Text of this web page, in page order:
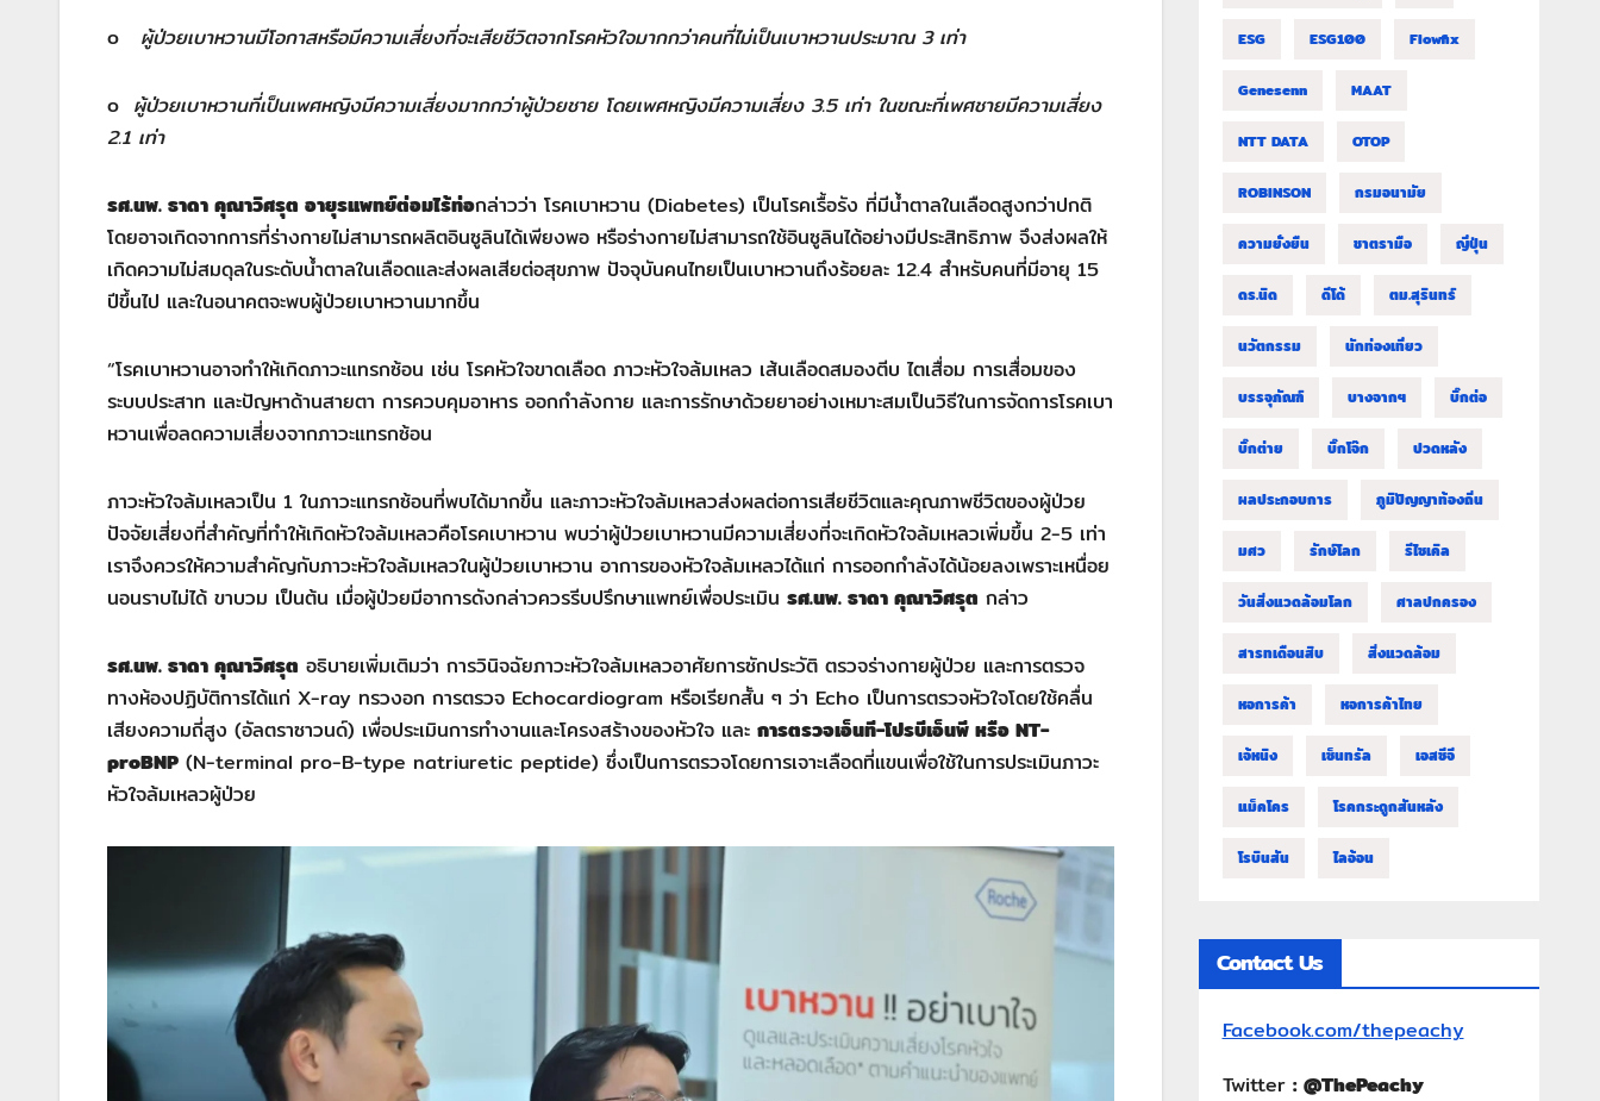
o ผู้ป่วยเบาหวานมีโอกาสหรือมีความเสี่ยงที่จะเสียชีวิตจากโรคหัวใจมากกว่าคนที่ไม่เป็นเบาหวานประมาณ 3 เท่า
o ผู้ป่วยเบาหวานที่เป็นเพศหญิงมีความเสี่ยงมากกว่าผู้ป่วยชาย โดยเพศหญิงมีความเสี่ยง 3.5 เท่า ในขณะที่เพศชายมีความเสี่ยง
2.1 เท่า
รศ.นพ. ธาดา คุณาวิศรุต อายุรแพทย์ต่อมไร้ท่อกล่าวว่า โรคเบาหวาน (Diabetes) เป็นโรคเรื้อรัง ที่มีน้ำตาลในเลือดสูงกว่าปกติ
โดยอาจเกิดจากการที่ร่างกายไม่สามารถผลิตอินซูลินได้เพียงพอ หรือร่างกายไม่สามารถใช้อินซูลินได้อย่างมีประสิทธิภาพ จึงส่งผลให้
เกิดความไม่สมดุลในระดับน้ำตาลในเลือดและส่งผลเสียต่อสุขภาพ ปัจจุบันคนไทยเป็นเบาหวานถึงร้อยละ 12.4 สำหรับคนที่มีอายุ 15
ปีขึ้นไป และในอนาคตจะพบผู้ป่วยเบาหวานมากขึ้น
“โรคเบาหวานอาจทำให้เกิดภาวะแทรกซ้อน เช่น โรคหัวใจขาดเลือด ภาวะหัวใจล้มเหลว เส้นเลือดสมองตีบ ไตเสื่อม การเสื่อมของ
ระบบประสาท และปัญหาด้านสายตา การควบคุมอาหาร ออกกำลังกาย และการรักษาด้วยยาอย่างเหมาะสมเป็นวิธีในการจัดการโรคเบา
หวานเพื่อลดความเสี่ยงจากภาวะแทรกซ้อน
ภาวะหัวใจล้มเหลวเป็น 1 ในภาวะแทรกซ้อนที่พบได้มากขึ้น และภาวะหัวใจล้มเหลวส่งผลต่อการเสียชีวิตและคุณภาพชีวิตของผู้ป่วย
ปัจจัยเสี่ยงที่สำคัญที่ทำให้เกิดหัวใจล้มเหลวคือโรคเบาหวาน พบว่าผู้ป่วยเบาหวานมีความเสี่ยงที่จะเกิดหัวใจล้มเหลวเพิ่มขึ้น 2-5 เท่า
เราจึงควรให้ความสำคัญกับภาวะหัวใจล้มเหลวในผู้ป่วยเบาหวาน อาการของหัวใจล้มเหลวได้แก่ การออกกำลังได้น้อยลงเพราะเหนื่อย
นอนราบไม่ได้ ขาบวม เป็นต้น เมื่อผู้ป่วยมีอาการดังกล่าวควรรีบปรึกษาแพทย์เพื่อประเมิน รศ.นพ. ธาดา คุณาวิศรุต กล่าว
รศ.นพ. ธาดา คุณาวิศรุต อธิบายเพิ่มเติมว่า การวินิจฉัยภาวะหัวใจล้มเหลวอาศัยการซักประวัติ ตรวจร่างกายผู้ป่วย และการตรวจ
ทางห้องปฏิบัติการได้แก่ X-ray ทรวงอก การตรวจ Echocardiogram หรือเรียกสั้น ๆ ว่า Echo เป็นการตรวจหัวใจโดยใช้คลื่น
เสียงความถี่สูง (อัลตราซาวนด์) เพื่อประเมินการทำงานและโครงสร้างของหัวใจ และ การตรวจเอ็นที-โปรบีเอ็นพี หรือ NT-
proBNP (N-terminal pro-B-type natriuretic peptide) ซึ่งเป็นการตรวจโดยการเจาะเลือดที่แขนเพื่อใช้ในการประเมินภาวะ
หัวใจล้มเหลวผู้ป่วย
ESG ESG100 Flowfix
Genesenn MAAT
NTT DATA OTOP
ROBINSON กรมอนามัย
ความยั่งยืน ชาตรามือ ญี่ปุ่น
ดร.นิด ดีโด้ ตม.สุรินทร์
นวัตกรรม นักท่องเที่ยว
บรรจุภัณฑ์ บางจากฯ บิ๊กต่อ
บิ๊กต่าย บิ๊กโจ๊ก ปวดหลัง
ผลประกอบการ ภูมิปัญญาท้องถิ่น
มศว รักษ์โลก รีไซเคิล
วันสิ่งแวดล้อมโลก ศาลปกครอง
สารทเดือนสิบ สิ่งแวดล้อม
หอการค้า หอการค้าไทย
เจ้หนิง เซ็นทรัล เอสซีจี
แม็คโคร โรคกระดูกสันหลัง
โรบินสัน ไลอ้อน
Contact Us
Facebook.com/thepeachy
Twitter : @ThePeachy